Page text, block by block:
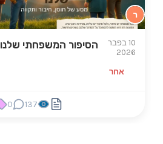
ר
10 בפבר
2026
אחר
הסיפור המשפחתי שלנו
137
0